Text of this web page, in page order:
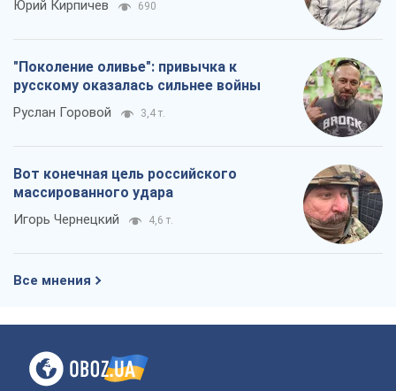
Юрий Кирпичев 690
"Поколение оливье": привычка к
русскому оказалась сильнее войны
Руслан Горовой 3,4 т.
Вот конечная цель российского
массированного удара
Игорь Чернецкий 4,6 т.
Все мнения